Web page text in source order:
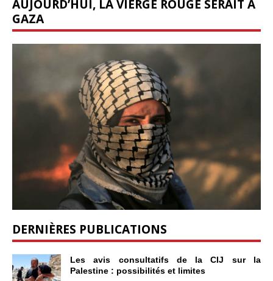
AUJOURD’HUI, LA VIERGE ROUGE SERAIT À
GAZA
DERNIÈRES PUBLICATIONS
Les avis consultatifs de la CIJ sur la
Palestine : possibilités et limites